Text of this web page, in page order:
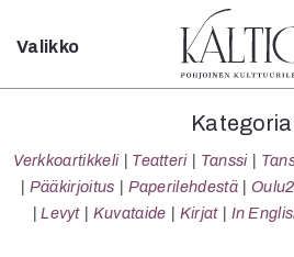
Sulje
Teatteri
Tanssi
Valikko
Verkkoartikkeli Teatteri Tanssi
Pääkirjoitus
Paperilehdestä
Levyt
Kuvataide Kirjat In